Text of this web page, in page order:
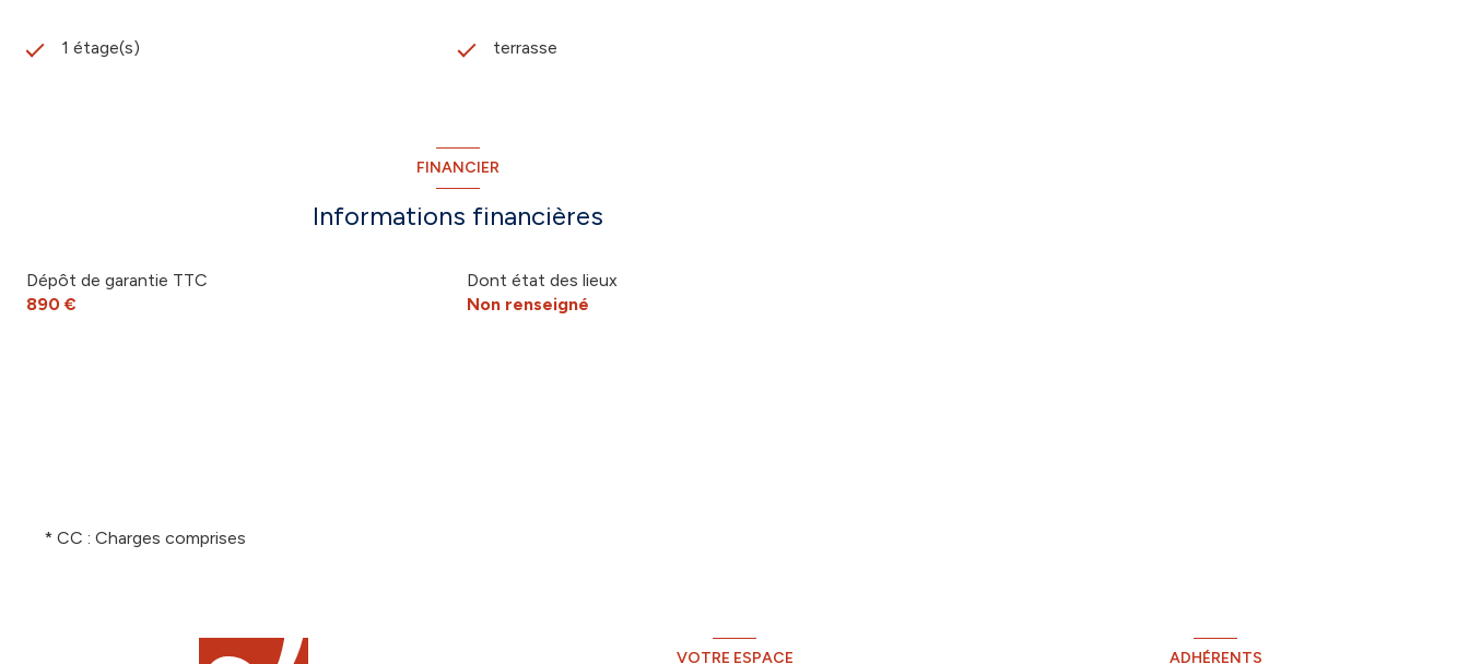
1 étage(s) terrasse
FINANCIER
Informations financières
Dont état des lieux
Non renseigné
Dépôt de garantie TTC
890 €
* CC : Charges comprises
VOTRE ESPACE ADHÉRENTS